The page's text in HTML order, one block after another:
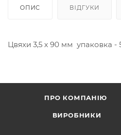
ОПИС ВІДГУКИ
Цвяхи 3,5 х 90 мм упаковка -
ПРО КОМПАНІЮ
ВИРОБНИКИ